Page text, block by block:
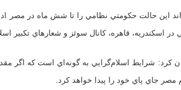
اين حالت حكومتي نظامي را تا شش ماه در مصر
اسكندريه، قاهره، كانال سوئز و شعارهاي تكبير
كرد: شرايط اسلام‌گرايي به گونه‌اي است كه اگر
جاي پاي خود را پيدا خواهد كرد.